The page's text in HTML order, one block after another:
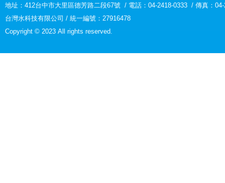
地址： 412台中市大里區德芳路二段67號 / 電話：04-2418-0333 / 傳真：
台灣水科技有限公司 / 統一編號：27916478
Copyright © 2023 All rights reserved.